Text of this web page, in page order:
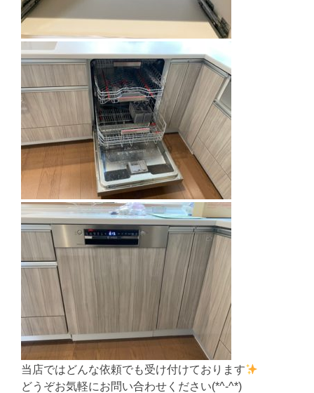
当店ではどんな依頼でも受け付けております
どうぞお気軽にお問い合わせください(*^-^*)